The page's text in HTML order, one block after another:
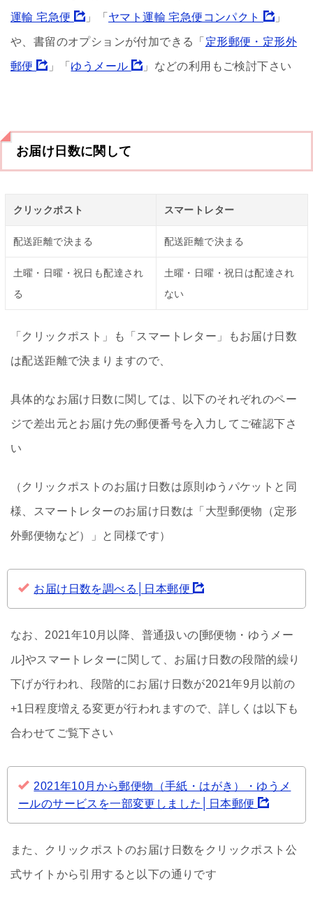
運輸 宅急便 」「 ヤマト運輸 宅急便コンパクト 」
や、書留のオプションが付加できる「 定形郵便・定形外
郵便 」「 ゆうメール 」などの利用もご検討下さい
お届け日数に関して
クリックポスト スマートレター
配送距離で決まる 配送距離で決まる
土曜・日曜・祝日も配達され
る
土曜・日曜・祝日は配達され
ない
「クリックポスト」も「スマートレター」もお届け日数
は配送距離で決まりますので、
具体的なお届け日数に関しては、以下のそれぞれのペー
ジで差出元とお届け先の郵便番号を入力してご確認下さ
い
（クリックポストのお届け日数は原則ゆうパケットと同
様、スマートレターのお届け日数は「大型郵便物（定形
外郵便物など）」と同様です）
お届け日数を調べる│日本郵便
なお、2021年10月以降、普通扱いの[郵便物・ゆうメー
ル]やスマートレターに関して、お届け日数の段階的繰り
下げが行われ、段階的にお届け日数が2021年9月以前の
+1日程度増える変更が行われますので、詳しくは以下も
合わせてご覧下さい
2021年10月から郵便物（手紙・はがき）・ゆうメ
ールのサービスを一部変更しました│日本郵便
また、クリックポストのお届け日数をクリックポスト公
式サイトから引用すると以下の通りです